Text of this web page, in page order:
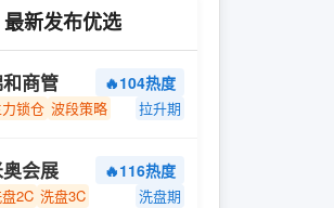
最新发布优选
商管 🔥104热度
锁仓 波段策略 拉升期
会展 🔥116热度
2C 洗盘3C 洗盘期